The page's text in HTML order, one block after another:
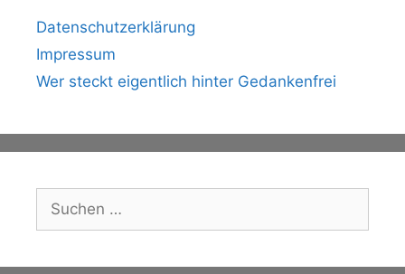
Datenschutzerklärung
Impressum
Wer steckt eigentlich hinter Gedankenfrei
nach: